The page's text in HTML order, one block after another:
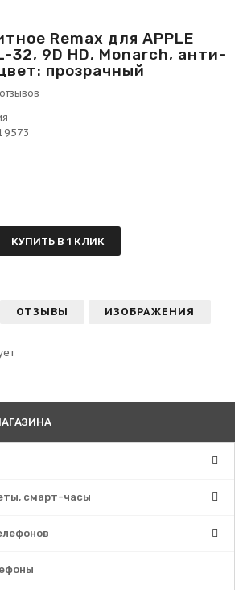
Remax для APPLE
32, 9D HD, Monarch, анти-
прозрачный
КУПИТЬ В 1 КЛИК
ОТЗЫВЫ ИЗОБРАЖЕНИЯ
смарт-часы